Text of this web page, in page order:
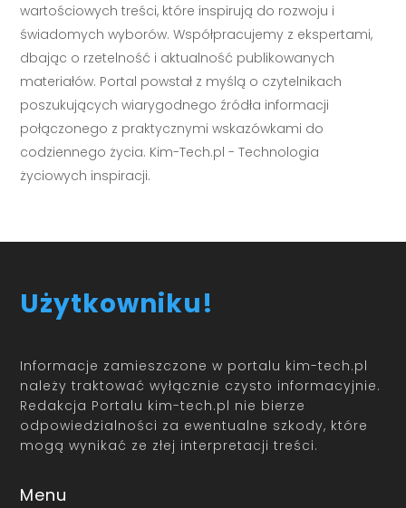
wartościowych treści, które inspirują do rozwoju i
świadomych wyborów. Współpracujemy z ekspertami,
dbając o rzetelność i aktualność publikowanych
materiałów. Portal powstał z myślą o czytelnikach
poszukujących wiarygodnego źródła informacji
połączonego z praktycznymi wskazówkami do
codziennego życia. Kim-Tech.pl - Technologia
życiowych inspiracji.
Użytkowniku!
Informacje zamieszczone w portalu kim-tech.pl
należy traktować wyłącznie czysto informacyjnie.
Redakcja Portalu kim-tech.pl nie bierze
odpowiedzialności za ewentualne szkody, które
mogą wynikać ze złej interpretacji treści.
Menu